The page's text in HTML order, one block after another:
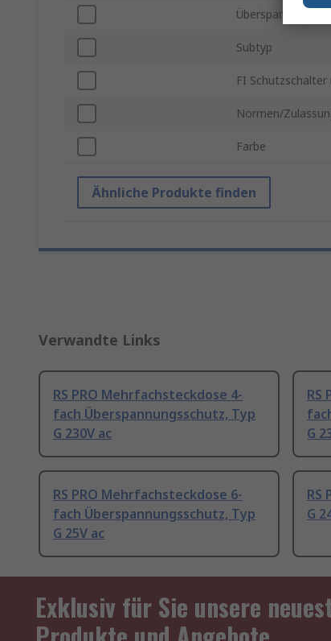
Subtyp
FI Schutzschalter
Normen/
Farbe
Ähnliche Produkte finden
Verwandte Links
RS PRO Mehrfachsteckdose 4-
fach Überspannungsschutz, Typ
G 230V ac
RS
G
RS PRO Mehrfachsteckdose 6-
fach Überspannungsschutz, Typ
G 25V ac
RS
G
Exklusiv für Sie unsere